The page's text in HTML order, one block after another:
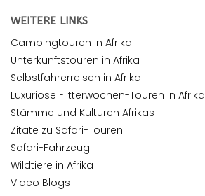
WEITERE LINKS
Campingtouren in Afrika
Unterkunftstouren in Afrika
Selbstfahrerreisen in Afrika
Luxuriöse Flitterwochen-Touren in Afrika
Stämme und Kulturen Afrikas
Zitate zu Safari-Touren
Safari-Fahrzeug
Wildtiere in Afrika
Video Blogs